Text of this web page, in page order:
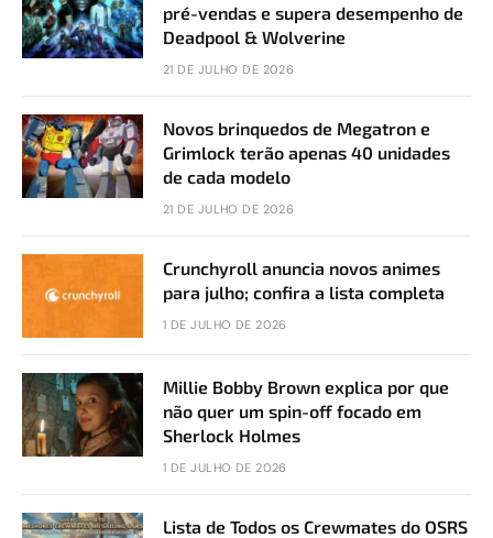
pré-vendas e supera desempenho de
Deadpool & Wolverine
21 DE JULHO DE 2026
Novos brinquedos de Megatron e
Grimlock terão apenas 40 unidades
de cada modelo
21 DE JULHO DE 2026
Crunchyroll anuncia novos animes
para julho; confira a lista completa
1 DE JULHO DE 2026
Millie Bobby Brown explica por que
não quer um spin-off focado em
Sherlock Holmes
1 DE JULHO DE 2026
Lista de Todos os Crewmates do OSRS